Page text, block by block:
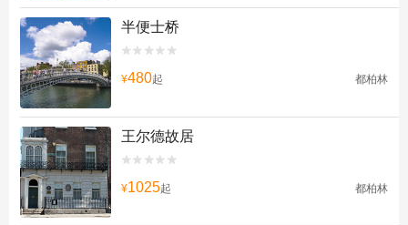
半便士桥


¥480起 都柏林
王尔德故居


¥1025起 都柏林